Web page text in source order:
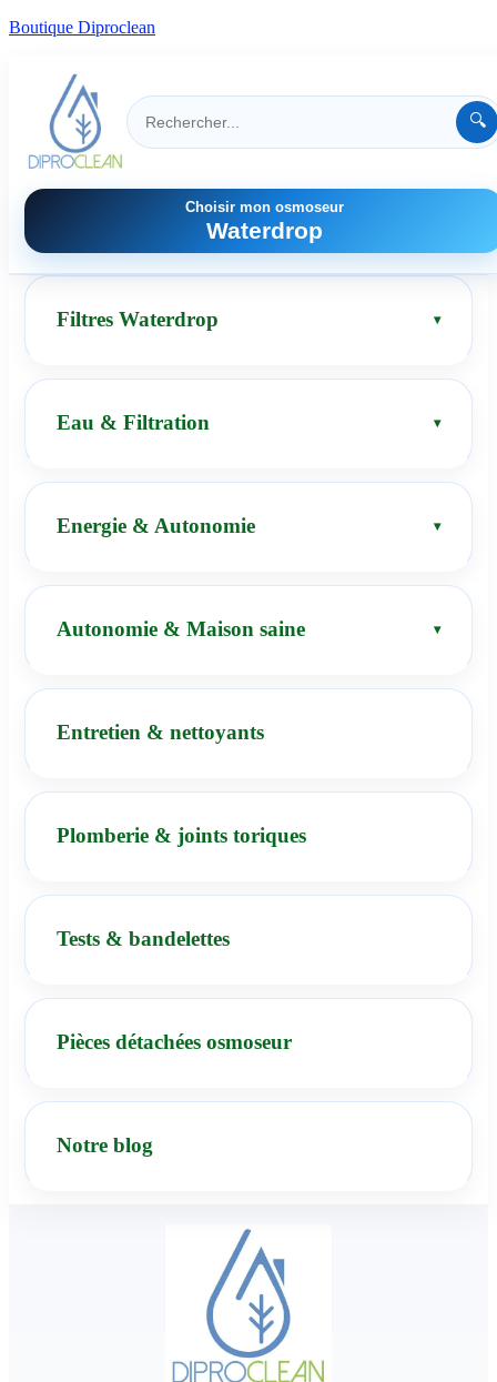
Boutique Diproclean
🔍
Choisir mon osmoseur
Waterdrop
Filtres Waterdrop
Eau & Filtration
Energie & Autonomie
Autonomie & Maison saine
Entretien & nettoyants
Plomberie & joints toriques
Tests & bandelettes
Pièces détachées osmoseur
Notre blog